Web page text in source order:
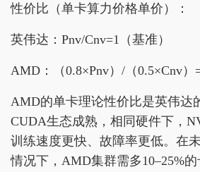
性价比（单卡算力价格单价）：
英伟达：Pnv/Cnv=1（基准）
AMD：（0.8×Pnv）/（0.5×Cnv）
AMD的单卡理论性价比是英伟达
CUDA生态成熟，相同硬件下，
训练速度更快、故障率更低。在
情况下，AMD集群需多10–25%